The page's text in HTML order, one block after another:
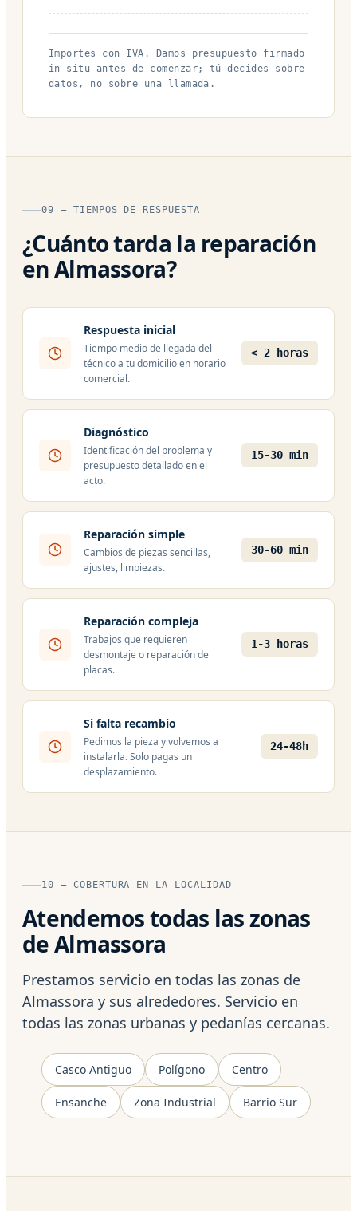
Importes con IVA. Damos presupuesto firmado
in situ antes de comenzar; tú decides sobre
datos, no sobre una llamada.
09 — TIEMPOS DE RESPUESTA
¿Cuánto tarda la reparación
en Almassora?
Respuesta inicial
Tiempo medio de llegada del
técnico a tu domicilio en horario
comercial.
< 2 horas
Diagnóstico
Identificación del problema y
presupuesto detallado en el
acto.
15-30 min
Reparación simple
Cambios de piezas sencillas,
ajustes, limpiezas.
30-60 min
Reparación compleja
Trabajos que requieren
desmontaje o reparación de
placas.
1-3 horas
Si falta recambio
Pedimos la pieza y volvemos a
instalarla. Solo pagas un
desplazamiento.
24-48h
10 — COBERTURA EN LA LOCALIDAD
Atendemos todas las zonas
de Almassora
Prestamos servicio en todas las zonas de
Almassora y sus alrededores. Servicio en
todas las zonas urbanas y pedanías cercanas.
Casco Antiguo Polígono Centro
Ensanche Zona Industrial Barrio Sur